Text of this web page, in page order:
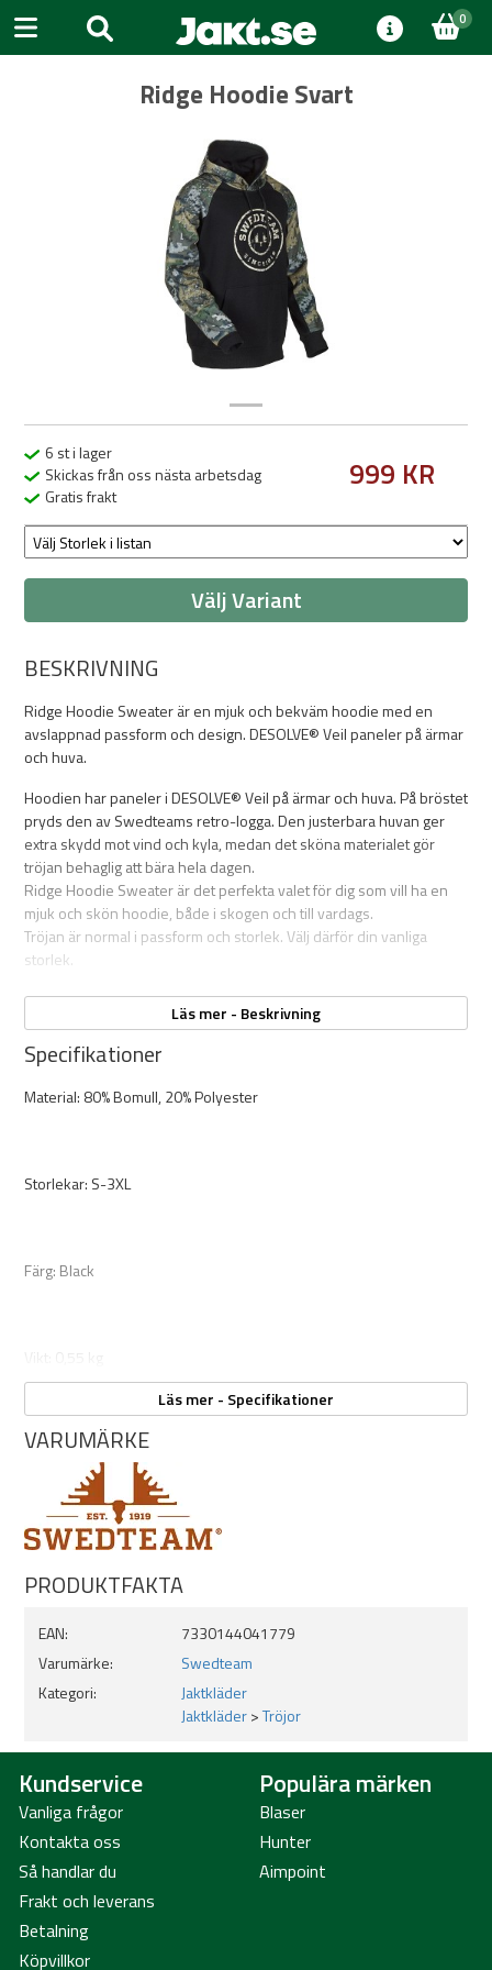
0
Ridge Hoodie Svart
6 st i lager
Skickas från oss nästa arbetsdag
Gratis frakt
999 KR
Välj Variant
BESKRIVNING
Ridge Hoodie Sweater är en mjuk och bekväm hoodie med en
avslappnad passform och design. DESOLVE® Veil paneler på ärmar
och huva.
Hoodien har paneler i DESOLVE® Veil på ärmar och huva. På bröstet
pryds den av Swedteams retro-logga. Den justerbara huvan ger
extra skydd mot vind och kyla, medan det sköna materialet gör
tröjan behaglig att bära hela dagen.
Ridge Hoodie Sweater är det perfekta valet för dig som vill ha en
mjuk och skön hoodie, både i skogen och till vardags.
Tröjan är normal i passform och storlek. Välj därför din vanliga
storlek.
Läs mer - Beskrivning
Specifikationer
Material: 80% Bomull, 20% Polyester
Storlekar: S-3XL
Färg: Black
Läs mer - Specifikationer
VARUMÄRKE
PRODUKTFAKTA
EAN:
7330144041779
Varumärke:
Swedteam
Kategori:
Jaktkläder
Jaktkläder>Tröjor
Kundservice
Vanliga frågor
Kontakta oss
Så handlar du
Frakt och leverans
Betalning
Köpvillkor
Populära märken
Blaser
Hunter
Aimpoint